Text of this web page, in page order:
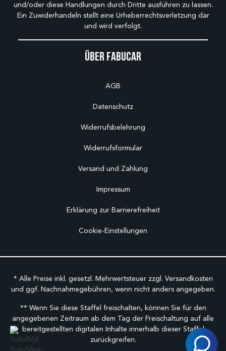
Über Fabucar
AGB
Datenschutz
Widerrufsbelehrung
Widerrufsformular
Versand und Zahlung
Impressum
Erklärung zur Barrierefreiheit
Cookie-Einstellungen
und/oder diese Handlungen durch Dritte ausführen zu lassen.
Ein Zuwiderhandeln stellt eine Urheberrechtsverletzung dar
und wird verfolgt.
* Alle Preise inkl. gesetzl. Mehrwertsteuer zzgl. Versandkosten
und ggf. Nachnahmegebühren, wenn nicht anders angegeben.
** Wenn Sie diese Staffel freischalten, können Sie für den
angegebenen Zeitraum ab dem Tag der Freischaltung auf alle
bereitgestellten digitalen Inhalte innerhalb dieser Staffel
zurückgreifen.